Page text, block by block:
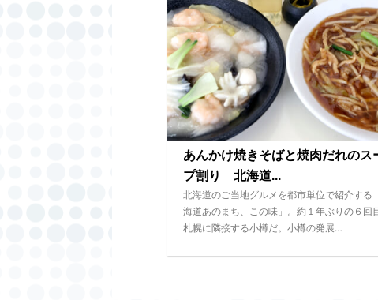
あんかけ焼きそばと焼肉だれのス
プ割り 北海道...
北海道のご当地グルメを都市単位で紹介する
海道あのまち、この味」。約１年ぶりの６回
札幌に隣接する小樽だ。小樽の発展…